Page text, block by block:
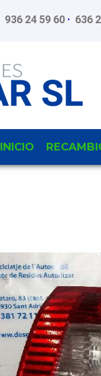
936 24 59 60 · 636
INICIO